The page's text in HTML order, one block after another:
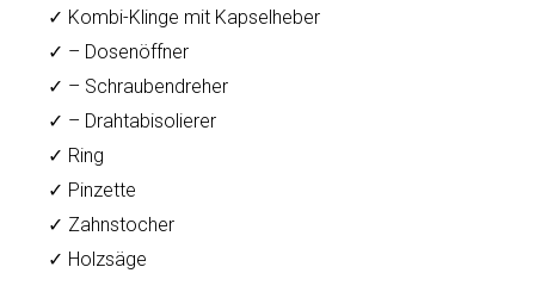
✓ Kombi-Klinge mit Kapselheber
✓ – Dosenöffner
✓ – Schraubendreher
✓ – Drahtabisolierer
✓ Ring
✓ Pinzette
✓ Zahnstocher
✓ Holzsäge